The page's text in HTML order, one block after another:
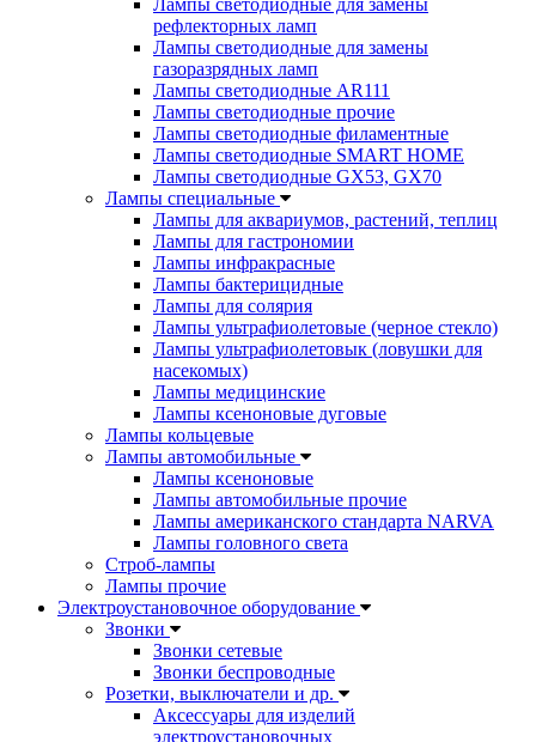
Лампы светодиодные для замены
рефлекторных ламп
Лампы светодиодные для замены
газоразрядных ламп
Лампы светодиодные AR111
Лампы светодиодные прочие
Лампы светодиодные филаментные
Лампы светодиодные SMART HOME
Лампы светодиодные GX53, GX70
Лампы специальные
Лампы для аквариумов, растений, теплиц
Лампы для гастрономии
Лампы инфракрасные
Лампы бактерицидные
Лампы для солярия
Лампы ультрафиолетовые (черное стекло)
Лампы ультрафиолетовык (ловушки для
насекомых)
Лампы медицинские
Лампы ксеноновые дуговые
Лампы кольцевые
Лампы автомобильные
Лампы ксеноновые
Лампы автомобильные прочие
Лампы американского стандарта NARVA
Лампы головного света
Строб-лампы
Лампы прочие
Электроустановочное оборудование
Звонки
Звонки сетевые
Звонки беспроводные
Розетки, выключатели и др.
Аксессуары для изделий
электроустановочных